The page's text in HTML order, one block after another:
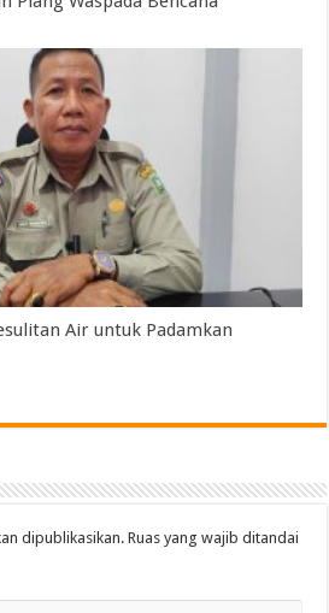
Air untuk Padamkan
dipublikasikan. Ruas yang wajib ditandai